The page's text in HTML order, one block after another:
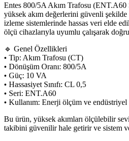
Entes 800/5A Akım Trafosu (ENT.A60
yüksek akım değerlerini güvenli
izleme sistemlerinde hassas veri elde
ölçü cihazlarıyla uyumlu çalışarak
🔹 Genel Özellikleri
• Tip: Akım Trafosu (CT)
• Dönüşüm Oranı: 800/5A
• Güç: 10 VA
• Hassasiyet Sınıfı: CL 0,5
• Seri: ENT.A60
• Kullanım: Enerji ölçüm ve endüstriyel
Bu ürün, yüksek akımları ölçülebilir
takibini güvenilir hale getirir ve sistem